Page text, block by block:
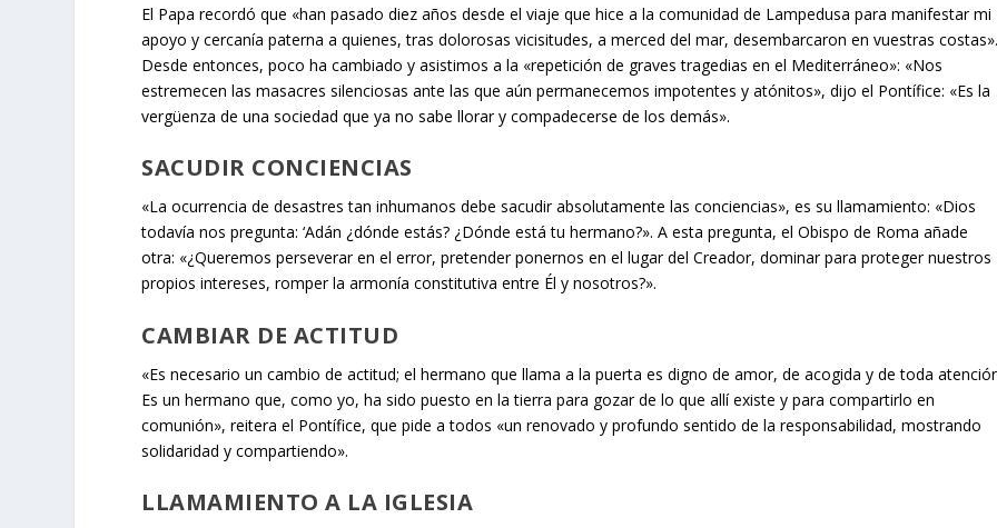
El Papa recordó que «han pasado diez años desde el viaje que hice a la comunidad de Lampedusa para manifestar mi
apoyo y cercanía paterna a quienes, tras dolorosas vicisitudes, a merced del mar, desembarcaron en vuestras
Desde entonces, poco ha cambiado y asistimos a la «repetición de graves tragedias en el Mediterráneo»: «Nos
estremecen las masacres silenciosas ante las que aún permanecemos impotentes y atónitos», dijo el Pontífice: «Es la
vergüenza de una sociedad que ya no sabe llorar y compadecerse de los demás».
SACUDIR CONCIENCIAS
«La ocurrencia de desastres tan inhumanos debe sacudir absolutamente las conciencias», es su llamamiento: «Dios
todavía nos pregunta: ‘Adán ¿dónde estás? ¿Dónde está tu hermano?». A esta pregunta, el Obispo de Roma añade
otra: «¿Queremos perseverar en el error, pretender ponernos en el lugar del Creador, dominar para proteger nuestros
propios intereses, romper la armonía constitutiva entre Él y nosotros?».
CAMBIAR DE ACTITUD
«Es necesario un cambio de actitud; el hermano que llama a la puerta es digno de amor, de acogida y de toda
Es un hermano que, como yo, ha sido puesto en la tierra para gozar de lo que allí existe y para compartirlo en
comunión», reitera el Pontífice, que pide a todos «un renovado y profundo sentido de la responsabilidad, mostrando
solidaridad y compartiendo».
LLAMAMIENTO A LA IGLESIA